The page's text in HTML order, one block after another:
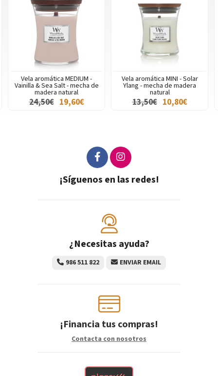
Vela aromática MEDIUM -
Vainilla & Sea Salt - mecha de
madera natural
24,50€ 19,60€
Vela aromática MINI - Solar
Ylang - mecha de madera
natural
13,50€ 10,80€
¡Síguenos en las redes!
¿Necesitas ayuda?
986 511 822 ENVIAR EMAIL
¡Financia tus compras!
Contacta con nosotros